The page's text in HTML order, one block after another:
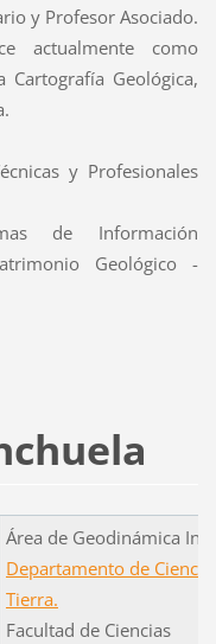
y Profesor Asociado.
actualmente como
Geológica,
y Profesionales
de Información
Geológico -
Área de Geodinámica
Departamento de
Tierra.
Facultad de Ciencias